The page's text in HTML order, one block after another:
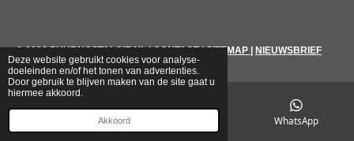
Deze website gebruikt cookies voor analyse-
doeleinden en/of het tonen van advertenties.
Door gebruik te blijven maken van de site gaat u
hiermee akkoord.
Akkoord
© 2026 PUURNOSTALGIE.NL|CONTACT|SITEMAP NIEUWSBRIEF
WhatsApp